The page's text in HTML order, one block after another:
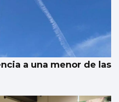
a una menor de las